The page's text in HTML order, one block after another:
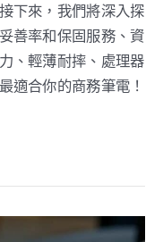
下來，我們將深入探
善率和保固服務、資
、輕薄耐摔、處理器
適合你的商務筆電！